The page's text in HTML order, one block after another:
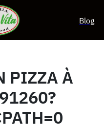
Blog
PIZZA À